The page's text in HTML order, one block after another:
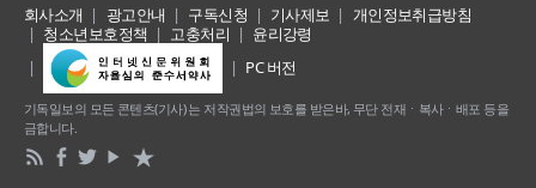
회사소개 광고안내 구독신청 기사제보
개인정보취급방침
청소년보호정책
고충처리
윤리강령
PC 버전
기독일보의 모든 콘텐츠(기사) 는 저작권법의 보호를 받은바, 무단 전재ㆍ복사ㆍ배포 등을
금합니다.